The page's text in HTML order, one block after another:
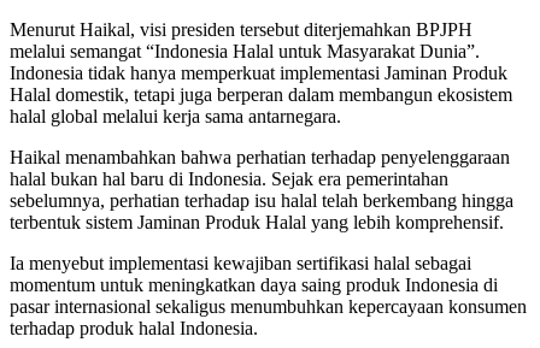
Menurut Haikal, visi presiden tersebut diterjemahkan BPJPH
melalui semangat “Indonesia Halal untuk Masyarakat Dunia”.
Indonesia tidak hanya memperkuat implementasi Jaminan Produk
Halal domestik, tetapi juga berperan dalam membangun ekosistem
halal global melalui kerja sama antarnegara.
Haikal menambahkan bahwa perhatian terhadap penyelenggaraan
halal bukan hal baru di Indonesia. Sejak era pemerintahan
sebelumnya, perhatian terhadap isu halal telah berkembang hingga
terbentuk sistem Jaminan Produk Halal yang lebih komprehensif.
Ia menyebut implementasi kewajiban sertifikasi halal sebagai
momentum untuk meningkatkan daya saing produk Indonesia di
pasar internasional sekaligus menumbuhkan kepercayaan konsumen
terhadap produk halal Indonesia.